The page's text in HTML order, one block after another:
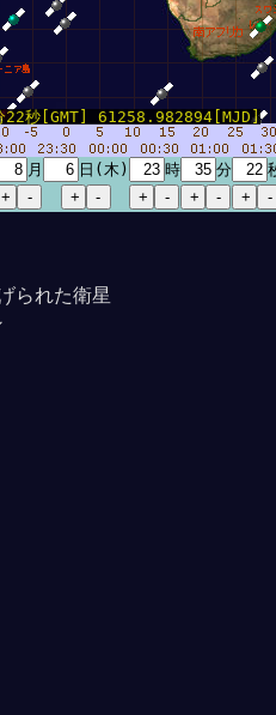
秒[GMT] 61258.982894[MJD]
月 日(木) 時 分
られた衛星